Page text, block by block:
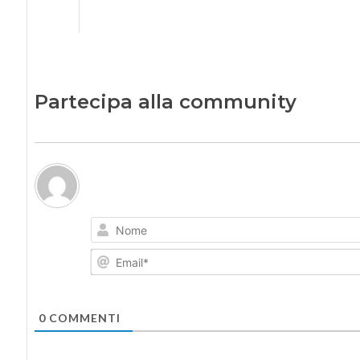
Partecipa alla community
0COMMENTI